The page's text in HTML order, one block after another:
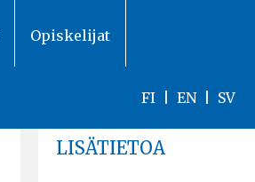
Opiskelijat
FI EN| SV
LISÄTIETOA